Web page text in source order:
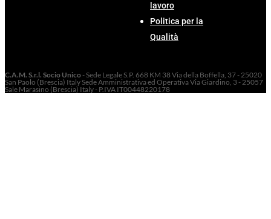
lavoro
Politica per la
Qualità
C.A.M. S.r.l. Socio Unico- Sede Legale S.P. 668 KM 38 Via della Boffella, 37 - 25020
San Paolo (Brescia) Italy Sede Amministrativa ed Operativa Via Giardino, 3 - 25057
Sale Marasino (Brescia) Italy - P.IVA IT00448220178